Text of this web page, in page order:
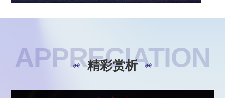
APPRECIATION
精彩赏析